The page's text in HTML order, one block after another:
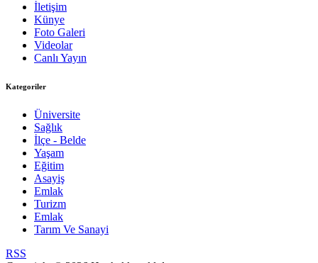
İletişim
Künye
Foto Galeri
Videolar
Canlı Yayın
Kategoriler
Üniversite
Sağlık
İlçe - Belde
Yaşam
Eğitim
Asayiş
Emlak
Turizm
Emlak
Tarım Ve Sanayi
RSS